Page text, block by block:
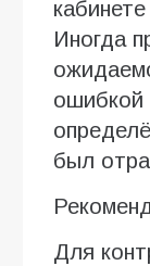
Иногда
ошибкой
был
Для